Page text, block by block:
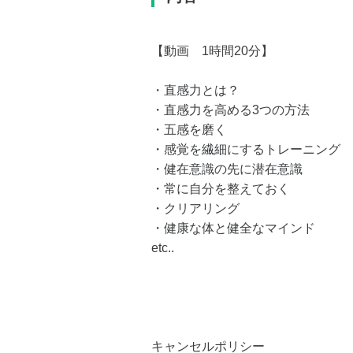
【動画 1時間20分】
・直感力とは？
・直感力を高める3つの方法
・五感を磨く
・感覚を繊細にするトレーニング
・健在意識の先に潜在意識
・常に自分を整えておく
・クリアリング
・健康な体と健全なマインド
etc..
キャンセルポリシー